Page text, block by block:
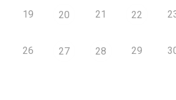
19 20 21 22
26 27 28 29